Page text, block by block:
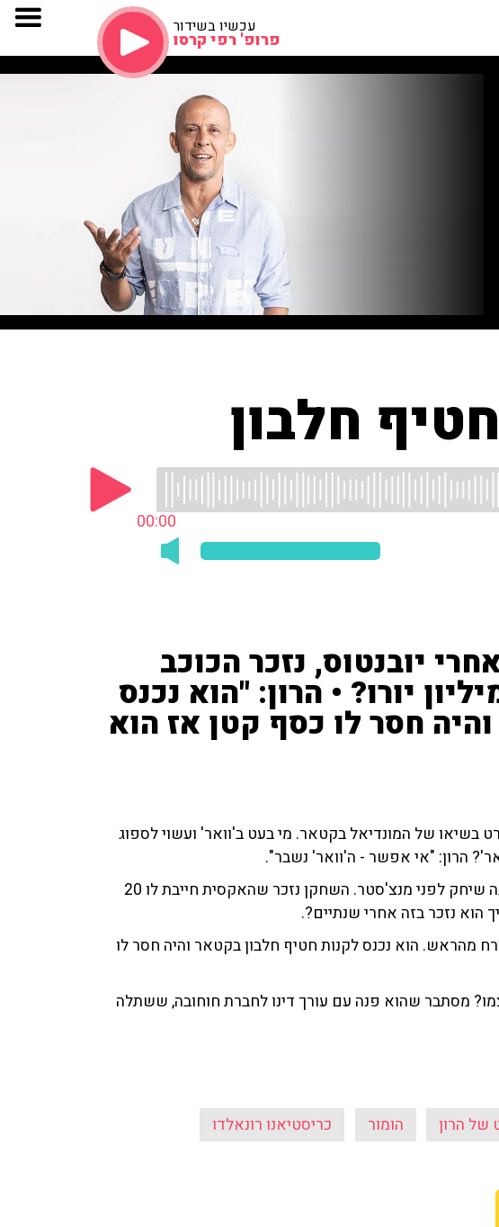
עכשיו בשידור
פרופ' רפי קרסו
חלבון
00:00
יובנטוס, נזכר הכוכב
חייבים לו 20 מיליון יורו? • הרון: "הוא נכנס
חסר לו כסף קטן אז הוא
בשיאו של המונדיאל בקטאר. מי בעט ב'וואר' ועשוי לספוג
הרון: "אי אפשר - ה'וואר' נשבר".
וגם, סאגה חדשה עם רונאלדו ויובנטוס, שבה שיחק לפני מנצ'סטר. השחקן נזכר שהאקסית חייבת לו 20
הוא נזכר בזה אחרי שנתיים?.
מהראש. הוא נכנס לקנות חטיף חלבון בקטאר והיה חסר לו
מסתבר שהוא פנה עם עורך דינו לחברת חוחובה, ששתלה
של הרון הומור כריסטיאנו רונאלדו